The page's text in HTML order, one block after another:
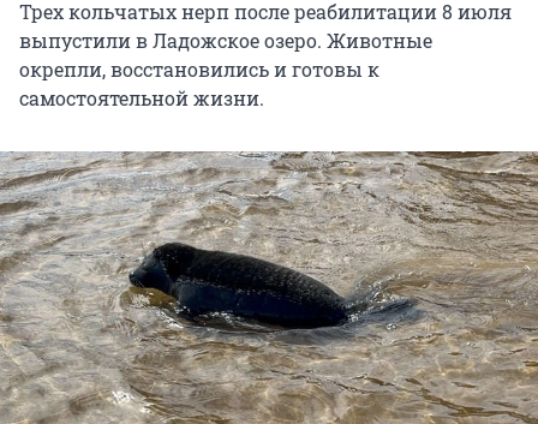
Трех кольчатых нерп после реабилитации 8 июля
выпустили в Ладожское озеро. Животные
окрепли, восстановились и готовы к
самостоятельной жизни.